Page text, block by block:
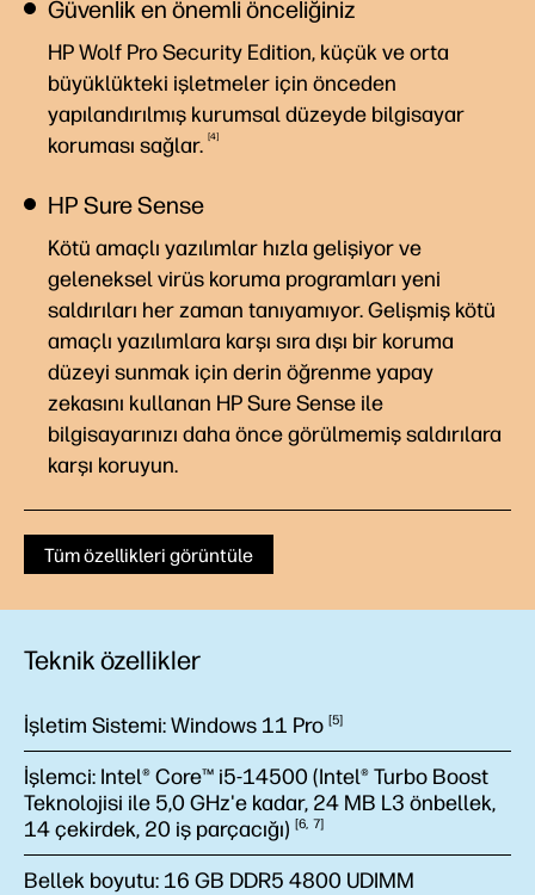
Güvenlik en önemli önceliğiniz
HP Wolf Pro Security Edition, küçük ve orta
büyüklükteki işletmeler için önceden
yapılandırılmış kurumsal düzeyde bilgisayar
koruması sağlar. 4
HP Sure Sense
Kötü amaçlı yazılımlar hızla gelişiyor ve
geleneksel virüs koruma programları yeni
saldırıları her zaman tanıyamıyor. Gelişmiş kötü
amaçlı yazılımlara karşı sıra dışı bir koruma
düzeyi sunmak için derin öğrenme yapay
zekasını kullanan HP Sure Sense ile
bilgisayarınızı daha önce görülmemiş saldırılara
karşı koruyun.
Tüm özellikleri görüntüle
Teknik özellikler
İşletim Sistemi:Windows 11 Pro 5
İşlemci: Intel® Core™ i5-14500 (Intel® Turbo Boost
Teknolojisi ile 5,0 GHz'e kadar, 24 MB L3 önbellek,
14 çekirdek, 20 iş parçacığı) 6 7
Bellek boyutu: 16 GB DDR5 4800 UDIMM